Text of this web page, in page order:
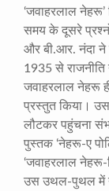
‘जवाहरलाल
समय के दूसरे
और बी.आर. नंदा ने
1935 से
जवाहरलाल नेहरू
प्रस्तुत किया।
लौटकर पहुंचना
पुस्तक ‘नेहरू-ए
‘जवाहरलाल नेहरू-
उस उथल-पुथल में